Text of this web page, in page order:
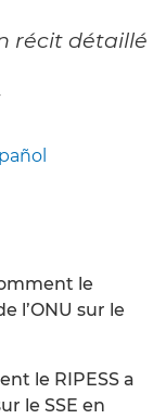
récit détaillé
le
l’ONU sur le
le RIPESS a
le SSE en